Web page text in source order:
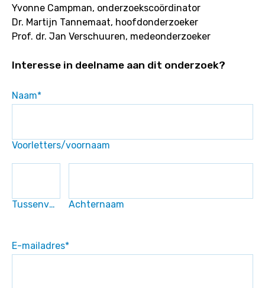
Yvonne Campman, onderzoekscoördinator
Dr. Martijn Tannemaat, hoofdonderzoeker
Prof. dr. Jan Verschuuren, medeonderzoeker
Interesse in deelname aan dit onderzoek?
Naam*
Voorletters/voornaam
Tussenvoegsel Achternaam
E-mailadres*